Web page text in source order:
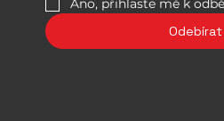
Ano, přihlaste mě k
Odebírat